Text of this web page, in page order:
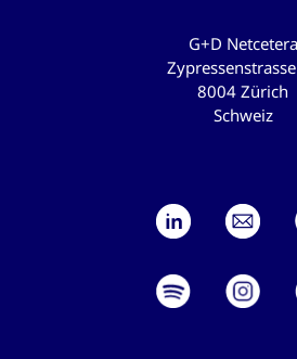
G+D Netcetera
8004 Zürich
Schweiz